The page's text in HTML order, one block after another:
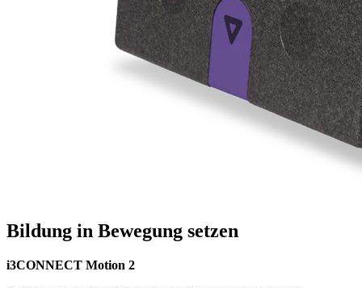
Bildung in Bewegung setzen
i3CONNECT Motion 2